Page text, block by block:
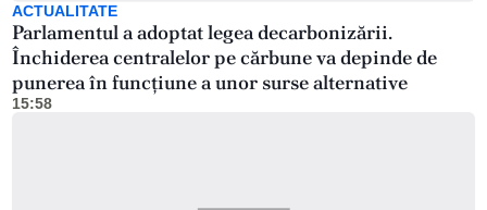
ACTUALITATE
Parlamentul a adoptat legea decarbonizării.
Închiderea centralelor pe cărbune va depinde de
punerea în funcțiune a unor surse alternative
15:58